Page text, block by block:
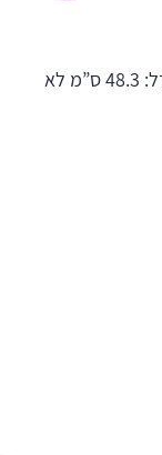
בלון הליום כוכב בצבע ורוד פוקסיה מנצנץ גודל: 48.3 ס”מ לא